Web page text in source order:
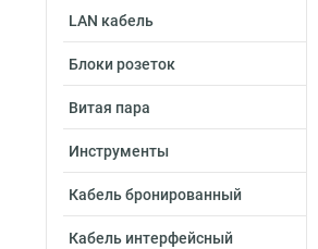
LAN кабель
Блоки розеток
Витая пара
Инструменты
Кабель бронированный
Кабель интерфейсный